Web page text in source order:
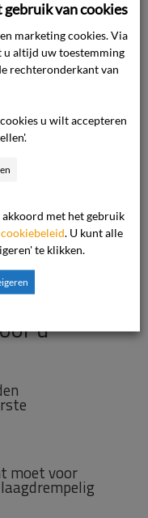
debat in de
u
moet voor
van cookies
marketing cookies. Via
u altijd uw toestemming
rechteronderkant van
u wilt accepteren
met het gebruik
cookiebeleid . U kunt alle
te klikken.